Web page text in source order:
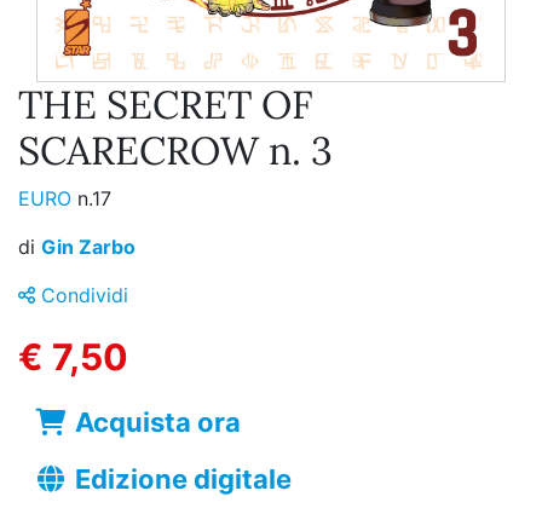
THE SECRET OF
SCARECROW n. 3
EURO n.17
di Gin Zarbo
Condividi
€ 7,50
Acquista ora
Edizione digitale